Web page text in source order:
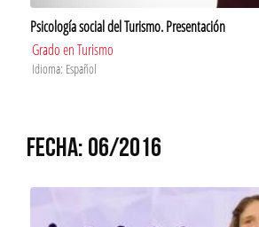
Psicología social del Turismo. Presentación
Grado en Turismo
Idioma: Español
FECHA: 06/2016